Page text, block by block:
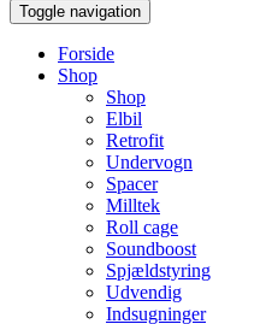
Toggle navigation
Forside
Shop
Shop
Elbil
Retrofit
Undervogn
Spacer
Milltek
Roll cage
Soundboost
Spjældstyring
Udvendig
Indsugninger